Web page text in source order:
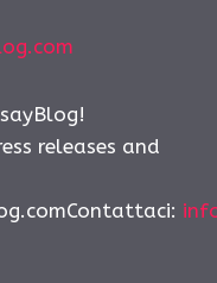
releases and
: